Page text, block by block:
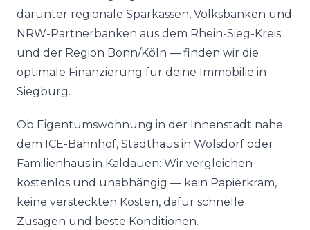
darunter regionale Sparkassen, Volksbanken und
NRW-Partnerbanken aus dem Rhein-Sieg-Kreis
und der Region Bonn/Köln — finden wir die
optimale Finanzierung für deine Immobilie in
Siegburg.
Ob Eigentumswohnung in der Innenstadt nahe
dem ICE-Bahnhof, Stadthaus in Wolsdorf oder
Familienhaus in Kaldauen: Wir vergleichen
kostenlos und unabhängig — kein Papierkram,
keine versteckten Kosten, dafür schnelle
Zusagen und beste Konditionen.